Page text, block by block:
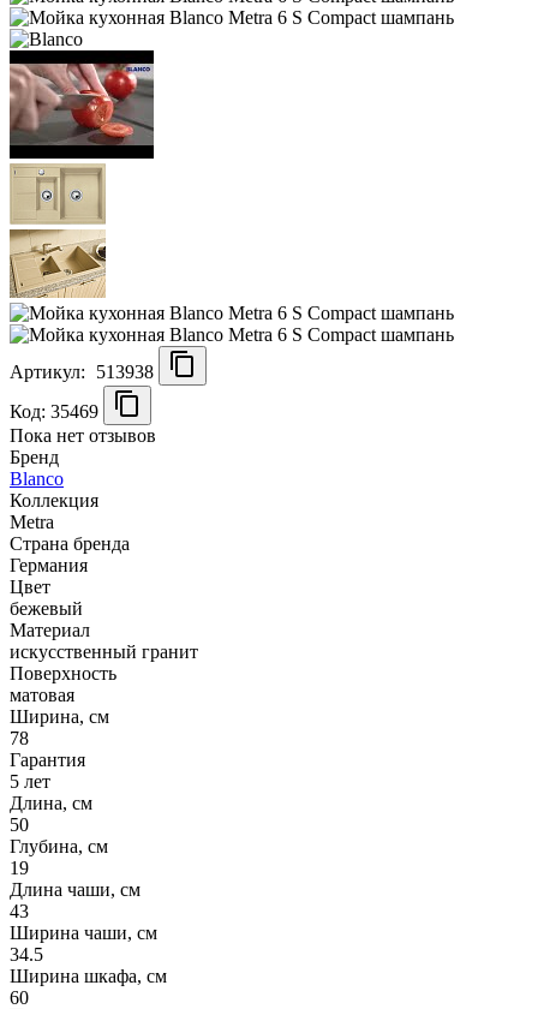
Артикул:
513938
Код: 35469
Пока нет отзывов
Бренд
Blanco
Коллекция
Metra
Страна бренда
Германия
Цвет
бежевый
Материал
искусственный гранит
Поверхность
матовая
Ширина, см
78
Гарантия
5 лет
Длина, см
50
Глубина, см
19
Длина чаши, см
43
Ширина чаши, см
34.5
Ширина шкафа, см
60